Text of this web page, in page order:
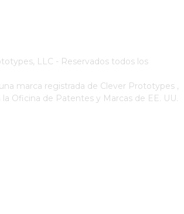
LLC - Reservados todos los
marca registrada de Clever Prototypes ,
Oficina de Patentes y Marcas de EE. UU.